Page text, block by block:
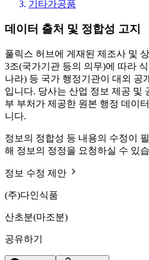
기타가공품
데이터 출처 및 정합성 고지
풀릭스 허브에 게재된 제조사 및
3조(국가기관 등의 의무)에 따라
나라) 등 국가 행정기관이 대외 공
입니다. 당사는 산업 정보 제공 및
부 부처가 제공한 원본 행정 데이
니다.
정보의 정합성 등 내용의 수정이
해 정보의 정정을 요청하실 수 있
정보 수정 제안
(주)다인식품
산초분(마조분)
공유하기